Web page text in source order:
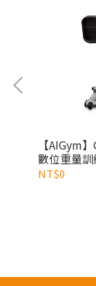
【AIGym
數位重量訓
NT$0